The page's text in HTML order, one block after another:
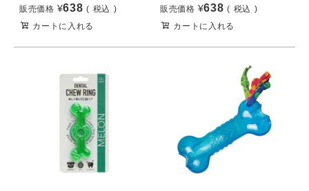
販売価格 ¥638
税込
カートに入れる
販売価格 ¥638
税込
カートに入れる